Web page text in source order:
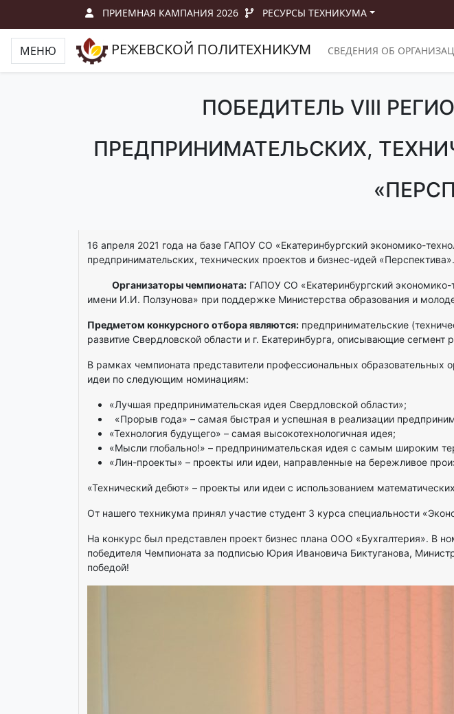
ПРИЕМНАЯ КАМПАНИЯ 2026 РЕСУРСЫ ТЕХНИКУМА
МЕНЮ РЕЖЕВСКОЙ ПОЛИТЕХНИКУМ СВЕДЕНИЯ ОБ
ПОБЕДИТЕЛЬ VIII
ПРЕДПРИНИМАТЕЛЬСКИХ,
16 апреля 2021 года на базе ГАПОУ СО «Екатеринбургский экономико-
предпринимательских, технических проектов и бизнес-идей «Перспектива».
Организаторы чемпионата: ГАПОУ СО «Екатеринбургский
имени И.И. Ползунова» при поддержке Министерства образования и
Предметом конкурсного отбора являются: предпринимательские
развитие Свердловской области и г. Екатеринбурга, описывающие
В рамках чемпионата представители профессиональных образовательных
идеи по следующим номинациям:
«Лучшая предпринимательская идея Свердловской области»;
«Прорыв года» – самая быстрая и успешная в реализации
«Технология будущего» – самая высокотехнологичная идея;
«Мысли глобально!» – предпринимательская идея с самым широким
«Лин-проекты» – проекты или идеи, направленные на бережливое
«Технический дебют» – проекты или идеи с использованием
От нашего техникума принял участие студент 3 курса специальности
На конкурс был представлен проект бизнес плана ООО «Бухгалтерия». В
победителя Чемпионата за подписью Юрия Ивановича Биктуганова,
победой!